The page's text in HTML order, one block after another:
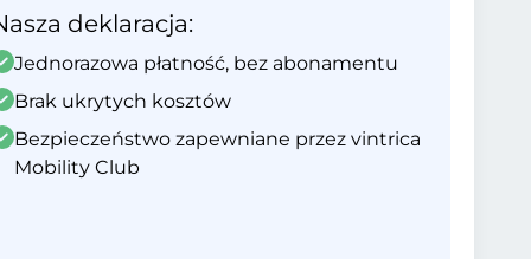
deklaracja:
Jednorazowa płatność, bez abonamentu
Brak ukrytych kosztów
Bezpieczeństwo zapewniane przez vintrica
Mobility Club